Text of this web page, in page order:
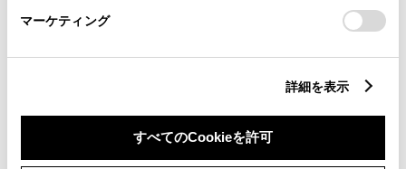
マーケティング
詳細を表示
すべてのCookieを許可